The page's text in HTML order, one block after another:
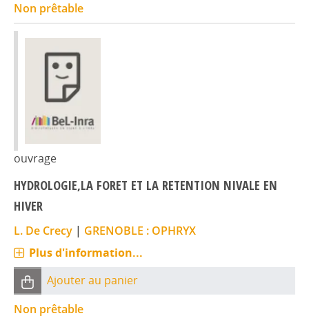
Non prêtable
ouvrage
HYDROLOGIE,LA FORET ET LA RETENTION NIVALE EN
HIVER
L. De Crecy | GRENOBLE : OPHRYX
Plus d'information...
Ajouter au panier
Non prêtable